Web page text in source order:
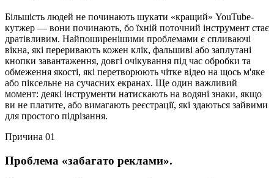
Більшість людей не починають шукати «кращий» YouTube-
кутжер — вони починають, бо їхній поточний інструмент стає
дратівливим. Найпоширенішими проблемами є спливаючі
вікна, які переривають кожен клік, фальшиві або заплутані
кнопки завантаження, довгі очікування під час обробки та
обмеження якості, які перетворюють чітке відео на щось м'яке
або піксельне на сучасних екранах. Ще один важливий
момент: деякі інструменти натискають на водяні знаки, якщо
ви не платите, або вимагають реєстрації, які здаються зайвими
для простого підрізання.
Причина 01
Проблема «забагато реклами».